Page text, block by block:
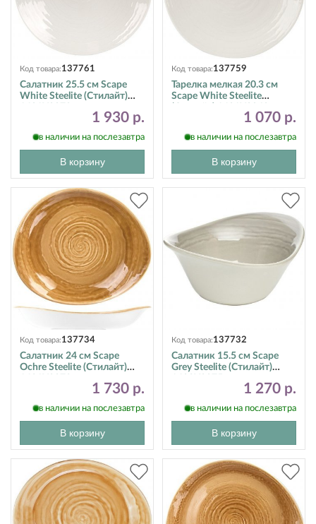
Код товара:137761
Салатник 25.5 см Scape
White Steelite (Стилайт)
1 930 р.
в наличии на послезавтра
В корзину
Код товара:137759
Тарелка мелкая 20.3 см
Scape White Steelite
1 070 р.
в наличии на послезавтра
В корзину
Код товара:137734
Салатник 24 см Scape
Ochre Steelite (Стилайт)
1 730 р.
в наличии на послезавтра
В корзину
Код товара:137732
Салатник 15.5 см Scape
Grey Steelite (Стилайт)
1 270 р.
в наличии на послезавтра
В корзину